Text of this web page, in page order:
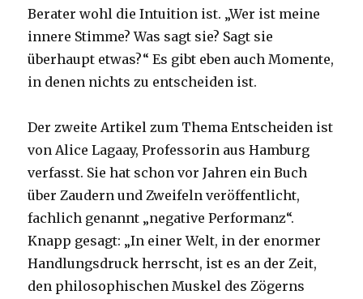
Berater wohl die Intuition ist. „Wer ist meine
innere Stimme? Was sagt sie? Sagt sie
überhaupt etwas?“ Es gibt eben auch Momente,
in denen nichts zu entscheiden ist.
Der zweite Artikel zum Thema Entscheiden ist
von Alice Lagaay, Professorin aus Hamburg
verfasst. Sie hat schon vor Jahren ein Buch
über Zaudern und Zweifeln veröffentlicht,
fachlich genannt „negative Performanz“.
Knapp gesagt: „In einer Welt, in der enormer
Handlungsdruck herrscht, ist es an der Zeit,
den philosophischen Muskel des Zögerns